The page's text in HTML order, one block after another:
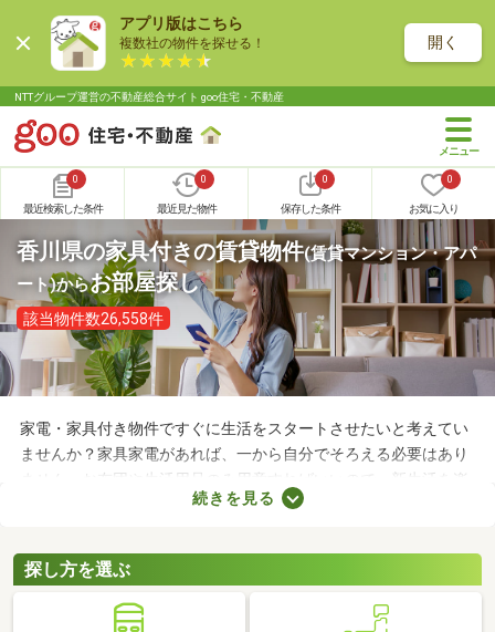
アプリ版はこちら
複数社の物件を探せる！ 開く
NTTグループ運営の不動産総合サイト goo住宅・不動産
0
最近検索した条件
0
最近見た物件
0
保存した条件
0
お気に入り
香川県の家具付きの賃貸物件(賃貸マンション・アパ
ート)からお部屋探し
該当物件数26,558件
家電・家具付き物件ですぐに生活をスタートさせたいと考えてい
ませんか？家具家電があれば、一から自分でそろえる必要はあり
ません。お布団や生活用品のみ用意すればいいので、新生活を楽
に始められます。ここでは、家電・家具付きの物件を紹介しま
見つけたら内見予約をしてみましょう。
続きを見る
探し方を選ぶ